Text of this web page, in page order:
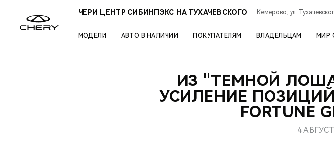
ЧЕРИ ЦЕНТР СИБИНПЭКС НА ТУХАЧЕВСКОГО Кемерово, ул.
МОДЕЛИ АВТО В НАЛИЧИИ ПОКУПАТЕЛЯМ ВЛАДЕЛЬЦАМ МИР
ИЗ "ТЕМНОЙ
УСИЛЕНИЕ ПОЗИЦИЙ
FORTUNE
4